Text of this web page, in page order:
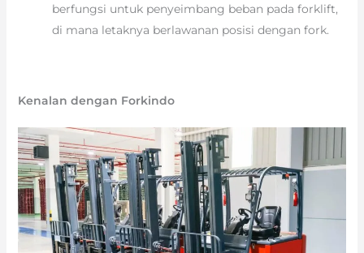
berfungsi untuk penyeimbang beban pada forklift,
di mana letaknya berlawanan posisi dengan fork.
Kenalan dengan Forkindo